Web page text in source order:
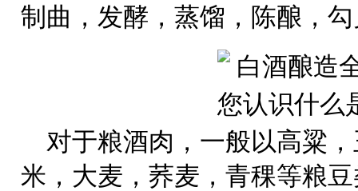
制曲，发酵，蒸馏，陈酿，
对于粮酒肉，一般以高粱
米，大麦，荞麦，青稞等粮